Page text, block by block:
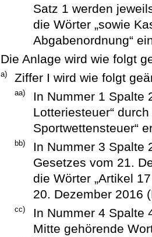
Satz 1 werden
die Wörter „sowie
Abgabenordnung“
Die Anlage wird wie folgt
a) Ziffer I wird wie folgt
aa)
In Nummer 1 Spalte
Lotteriesteuer“
Sportwettensteuer“
bb)
In Nummer 3 Spalte
Gesetzes vom 21.
die Wörter „Artikel
20. Dezember 2016
cc)
In Nummer 4 Spalte
Mitte gehörende